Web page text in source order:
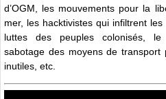
d’OGM, les mouvements pour la
mer, les hacktivistes qui infiltrent
luttes des peuples colonisés, le
sabotage des moyens de
inutiles, etc.